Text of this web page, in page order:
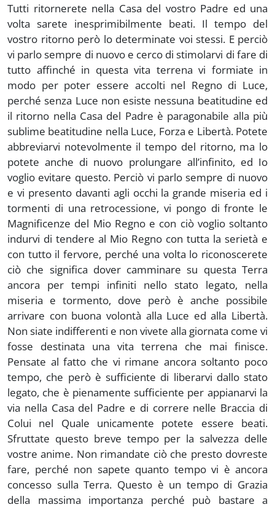
Tutti ritornerete nella Casa del vostro Padre ed una
volta sarete inesprimibilmente beati. Il tempo del
vostro ritorno però lo determinate voi stessi. E perciò
vi parlo sempre di nuovo e cerco di stimolarvi di fare di
tutto affinché in questa vita terrena vi formiate in
modo per poter essere accolti nel Regno di Luce,
perché senza Luce non esiste nessuna beatitudine ed
il ritorno nella Casa del Padre è paragonabile alla più
sublime beatitudine nella Luce, Forza e Libertà. Potete
abbreviarvi notevolmente il tempo del ritorno, ma lo
potete anche di nuovo prolungare all’infinito, ed Io
voglio evitare questo. Perciò vi parlo sempre di nuovo
e vi presento davanti agli occhi la grande miseria ed i
tormenti di una retrocessione, vi pongo di fronte le
Magnificenze del Mio Regno e con ciò voglio soltanto
indurvi di tendere al Mio Regno con tutta la serietà e
con tutto il fervore, perché una volta lo riconoscerete
ciò che significa dover camminare su questa Terra
ancora per tempi infiniti nello stato legato, nella
miseria e tormento, dove però è anche possibile
arrivare con buona volontà alla Luce ed alla Libertà.
Non siate indifferenti e non vivete alla giornata come vi
fosse destinata una vita terrena che mai finisce.
Pensate al fatto che vi rimane ancora soltanto poco
tempo, che però è sufficiente di liberarvi dallo stato
legato, che è pienamente sufficiente per appianarvi la
via nella Casa del Padre e di correre nelle Braccia di
Colui nel Quale unicamente potete essere beati.
Sfruttate questo breve tempo per la salvezza delle
vostre anime. Non rimandate ciò che presto dovreste
fare, perché non sapete quanto tempo vi è ancora
concesso sulla Terra. Questo è un tempo di Grazia
della massima importanza perché può bastare a